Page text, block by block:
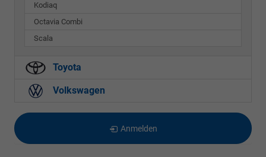
Kodiaq
Octavia Combi
Scala
Toyota
Volkswagen
Anmelden